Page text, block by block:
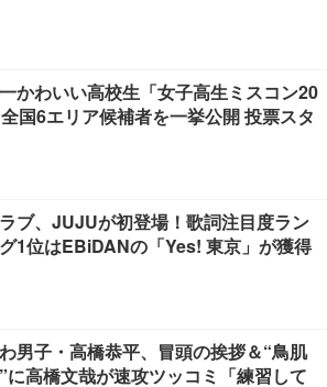
かわいい高校生「女子高生ミスコン20
国6エリア候補者を一挙公開 投票スタ
ブ、JUJUが初登場！歌詞注目度ラン
1位はEBiDANの「Yes! 東京」が獲得
男子・高橋恭平、冒頭の挨拶＆“鳥肌
に高橋文哉が速攻ツッコミ「練習して